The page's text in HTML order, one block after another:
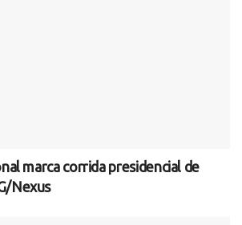
marca corrida presidencial de
Nexus